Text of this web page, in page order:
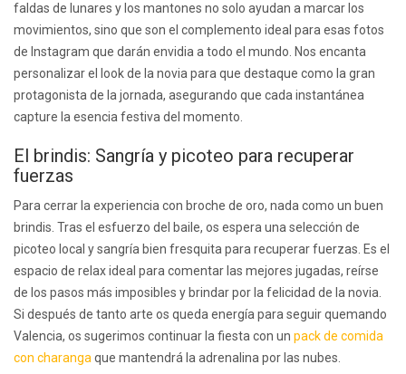
faldas de lunares y los mantones no solo ayudan a marcar los
movimientos, sino que son el complemento ideal para esas fotos
de Instagram que darán envidia a todo el mundo. Nos encanta
personalizar el look de la novia para que destaque como la gran
protagonista de la jornada, asegurando que cada instantánea
capture la esencia festiva del momento.
El brindis: Sangría y picoteo para recuperar
fuerzas
Para cerrar la experiencia con broche de oro, nada como un buen
brindis. Tras el esfuerzo del baile, os espera una selección de
picoteo local y sangría bien fresquita para recuperar fuerzas. Es el
espacio de relax ideal para comentar las mejores jugadas, reírse
de los pasos más imposibles y brindar por la felicidad de la novia.
Si después de tanto arte os queda energía para seguir quemando
Valencia, os sugerimos continuar la fiesta con un pack de comida
con charanga que mantendrá la adrenalina por las nubes.